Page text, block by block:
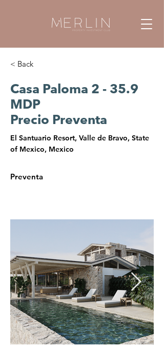
< Back
Casa Paloma 2 - 35.9
MDP
Precio Preventa
El Santuario Resort, Valle de Bravo, State
of Mexico, Mexico
Preventa